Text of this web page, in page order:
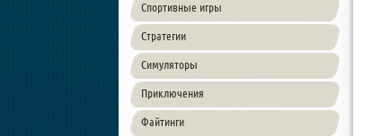
Спортивные игры
Стратегии
Симуляторы
Приключения
Файтинги